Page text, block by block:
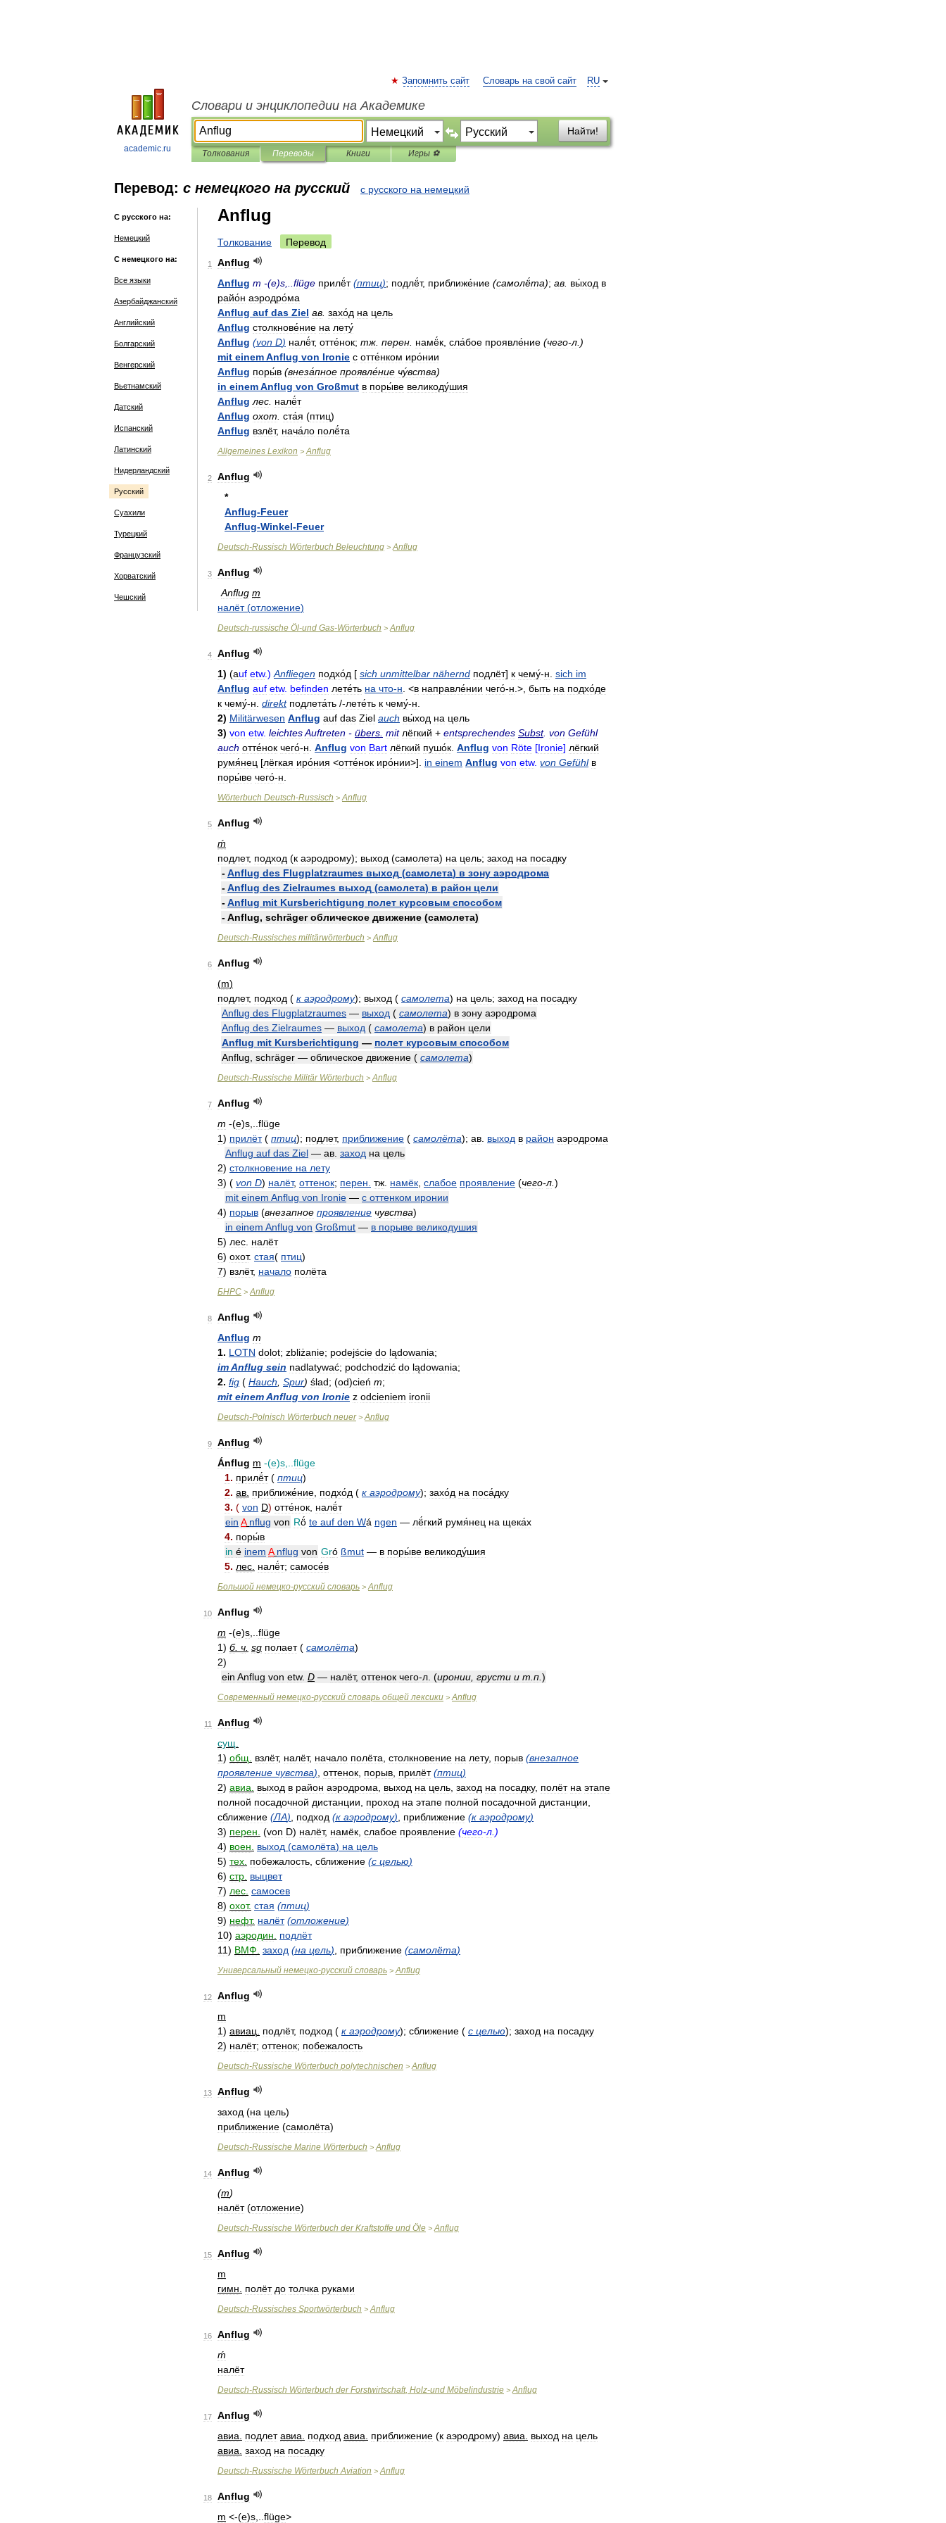
academic.ru
RU
Запомнить сайт Словарь на свой сайт
Словари и энциклопедии на Академике
Найти!
Толкования Переводы Книги Игры ⚽
Перевод: с немецкого на русский с русского на немецкий
С русского на:
Немецкий
С немецкого на:
Все языки
Азербайджанский
Английский
Болгарский
Венгерский
Вьетнамский
Датский
Испанский
Латинский
Нидерландский
Русский
Суахили
Турецкий
Французский
Хорватский
Чешский
Anflug
Толкование Перевод
1
Anflug
Anflug m -(e)s flüge прилё́т (птиц); подлё́т, приближе́ние (самолё́та); ав вы́ход в
райо́н аэродро́ма
Anflug auf das Ziel ав захо́д на цель
Anflug столкнове́ние на лету́
Anflug (von D) налё́т, отте́нок; тж перен намё́к сла́бое проявле́ние (чего-л .)
mit einemAnflug von Ironie с отте́нком иро́нии
Anflug поры́в (внеза́пное проявле́ние чу́вства)
in einemAnflug von Großmut в поры́ве великоду́шия
Anflug лес налё́т
Anflug охот ста́я (птиц)
Anflug взлёт, нача́ло полё́та
Allgemeines Lexikon > Anflug
2
Anflug
*
Anflug-Feuer
Anflug-Winkel-Feuer
Deutsch-Russisch Wörterbuch Beleuchtung > Anflug
3
Anflug
Anflug m
налёт(отложение)
Deutsch-russische Öl-und Gas-Wörterbuch > Anflug
4
Anflug
1) (auf etw.) Anfliegen подхо́д [ sich unmittelbar nähernd подлёт] к чему́-н sich im
Anflug auf etw. befinden лете́ть на что-н . <в направле́нии чего́-н .>, быть на подхо́де
к чему́-н direkt подлета́ть /-лете́ть к чему́-н
2) Militärwesen Anflug auf das Ziel auch вы́ход на цель
3) von etw. leichtesAuftreten - übers mit лёгкий + entsprechendes Subst. von Gefühl
auch отте́нок чего́-н Anflug von Bart лёгкий пушо́к Anflug von Röte [Ironie] лёгкий
румя́нец [лёгкая иро́ния <отте́нок иро́нии>]. in einem Anflug von etw. von Gefühl в
поры́ве чего́-н
Wörterbuch Deutsch-Russisch > Anflug
5
Anflug
ḿ
подлет, подход (к аэродрому); выход (самолета) на цель; заход на посадку
-Anflug des Flugplatzraumes выход (самолета) в зону аэродрома
-Anflug des Zielraumes выход (самолета) в район цели
-Anflug mit Kursberichtigung полет курсовым способом
-Anflug, schräger облическое движение (самолета)
Deutsch-Russisches militärwörterbuch > Anflug
6
Anflug
(m)
подлет, подход ( к аэродрому); выход ( самолета) на цель; заход на посадку
Anflug des Flugplatzraumes — выход ( самолета) в зону аэродрома
Anflug des Zielraumes — выход ( самолета) в район цели
Anflug mit Kursberichtigung — полет курсовым способом
Anflug schräger — облическое движение ( самолета)
Deutsch-Russische Militär Wörterbuch > Anflug
7
Anflug
m -(e)s
flüge
1) прилёт ( птиц); подлет, приближение ( самолёта); ав выход в район аэродрома
Anflug auf das Ziel — ав заход на цель
2) столкновение на лету
3) ( von D) налёт, оттенок; перен тж намёк слабое проявление (чего-л )
mit einem Anflug von Ironie — с оттенком иронии
4) порыв (внезапное проявление чувства)
in einem Anflug von Großmut — в порыве великодушия
5) лес налёт
6) охот. стая( птиц)
7) взлёт, начало полёта
БНРС > Anflug
8
Anflug
Anflug m
1. LOTN dolot; zbliżanie; podejście do lądowania;
imAnflug sein nadlatywać; podchodzić do lądowania;
2. fig ( Hauch Spur) ślad; (od)cień m;
mit einemAnflug von Ironie z odcieniem ironii
Deutsch-Polnisch Wörterbuch neuer> Anflug
9
Anflug
Ánflug m -(e)s
flüge
1. прилё́т( птиц)
2. ав приближе́ние подхо́д ( к аэродрому); захо́д на поса́дку
3. ( von D) отте́нок налё́т
ein A nflug von Rö́ te auf den Wá ngen — лё́гкий румя́нец на щека́х
4. поры́в
in é inem A nflug von Gró ßmut — в поры́ве великоду́шия
5. лес налё́т; самосе́в
Большой немецко-русский словарь > Anflug
10
Anflug
m -(e)s
flüge
1) б. ч sg полает ( самолёта)
2)
ein Anflug von etw. D — налёт, оттенок чего-л (иронии грусти и т п )
Современный немецко-русский словарь общей лексики > Anflug
11
Anflug
сущ
1) общ взлёт, налёт, начало полёта столкновение на лету, порыв (внезапное
проявление чувства) оттенок порыв прилёт (птиц)
2) авиа выход в район аэродрома выход на цель заход на посадку, полёт на этапе
полной посадочной дистанции проход на этапе полной посадочной дистанции
сближение (ЛА) подход (к аэродрому) приближение (к аэродрому)
3) перен (von D) налёт, намёк слабое проявление (чего-л .)
4) воен выход (самолёта) на цель
5) тех побежалость сближение (с целью)
6) стр выцвет
7) лес самосев
8) охот. стая (птиц)
9) нефт. налёт (отложение)
10) аэродин
подлёт
11) ВМФ заход (на цель) приближение (самолёта)
Универсальный немецко-русский словарь > Anflug
12
Anflug
m
1) авиац подлёт, подход ( к аэродрому); сближение ( с целью); заход на посадку
2) налёт; оттенок; побежалость
Deutsch-Russische Wörterbuch polytechnischen > Anflug
13
Anflug
заход (на цель)
приближение (самолёта)
Deutsch-Russische Marine Wörterbuch > Anflug
14
Anflug
(m)
налёт(отложение)
Deutsch-Russische Wörterbuch der Kraftstoffe und Öle > Anflug
15
Anflug
m
гимн
полёт до толчка руками
Deutsch-Russisches Sportwörterbuch > Anflug
16
Anflug
ḿ
налёт
Deutsch-Russisch Wörterbuch der Forstwirtschaft, Holz-und Möbelindustrie > Anflug
17
Anflug
авиа
подлет авиа подход авиа приближение (к аэродрому) авиа выход на цель
авиа заход на посадку
Deutsch-Russische Wörterbuch Aviation > Anflug
18
Anflug
m <-(e)s flüge>